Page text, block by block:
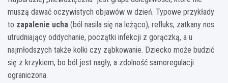
muszą dawać oczywistych objawów w dzień. Typowe przykłady
to zapalenie ucha (ból nasila się na leżąco), refluks, zatkany nos
utrudniający oddychanie, początki infekcji z gorączką, a u
najmłodszych także kolki czy ząbkowanie. Dziecko może budzić
się z krzykiem, bo ból jest nagły, a zdolność samoregulacji
ograniczona.